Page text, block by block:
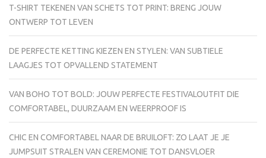
T-SHIRT TEKENEN VAN SCHETS TOT PRINT: BRENG JOUW
ONTWERP TOT LEVEN
DE PERFECTE KETTING KIEZEN EN STYLEN: VAN SUBTIELE
LAAGJES TOT OPVALLEND STATEMENT
VAN BOHO TOT BOLD: JOUW PERFECTE FESTIVALOUTFIT DIE
COMFORTABEL, DUURZAAM EN WEERPROOF IS
CHIC EN COMFORTABEL NAAR DE BRUILOFT: ZO LAAT JE JE
JUMPSUIT STRALEN VAN CEREMONIE TOT DANSVLOER